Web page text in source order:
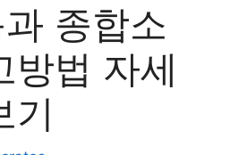
종합소
방법 자세
기